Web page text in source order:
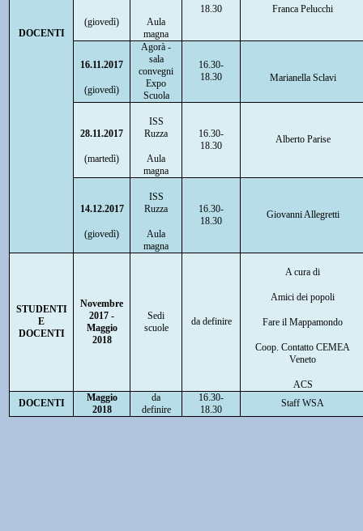
DOCENTI
(giovedì)
Aula
magna
18.30
Franca Pelucchi
16.11.2017
(giovedì)
Agorà -
sala
convegni
Expo
Scuola
16.30-
18.30
Marianella Sclavi
28.11.2017
(martedì)
ISS
Ruzza
Aula
magna
16.30-
18.30
Alberto Parise
14.12.2017
(giovedì)
ISS
Ruzza
Aula
magna
16.30-
18.30
Giovanni Allegretti
STUDENTI
E
DOCENTI
Novembre
2017 -
Maggio
2018
Sedi
scuole
da definire
A cura di
Amici dei popoli
Fare il Mappamondo
Coop. Contatto CEMEA
Veneto
ACS
DOCENTI
Maggio
2018
da
definire
16.30-
18.30
Staff WSA